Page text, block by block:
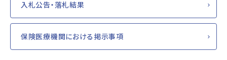
入札公告・落札結果
保険医療機関における掲示事項